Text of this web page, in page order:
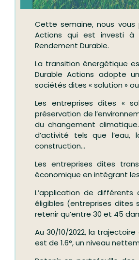
Cette semaine, nous vous
Actions qui est investi à
Rendement Durable.
La transition énergétique
Durable Actions adopte
sociétés dites « solution »
Les entreprises dites «
préservation de
du changement
d’activité tels que l’eau,
construction…
Les entreprises dites
économique en intégrant
L’application de
éligibles (entreprises dites
retenir qu’entre 30 et 45
Au 30/10/2022, la
est de 1.6°, un niveau